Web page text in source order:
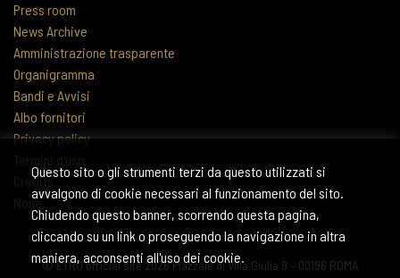
Questo sito o gli strumenti terzi da questo utilizzati si
avvalgono di cookie necessari al funzionamento del sito.
Chiudendo questo banner, scorrendo questa pagina,
cliccando su un link o proseguendo la navigazione in altra
maniera, acconsenti all'uso dei cookie.
Press room
News Archive
Amministrazione trasparente
Organigramma
Bandi e Avvisi
Albo fornitori
Privacy policy
Termini d'uso
Credits
None
© ETRU official site 2026 Piazzale di Villa Giulia 9 – 00196 ROMA